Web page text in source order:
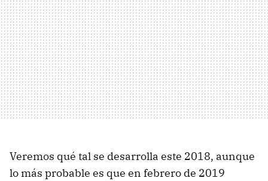
Veremos qué tal se desarrolla este 2018, aunque
lo más probable es que en febrero de 2019